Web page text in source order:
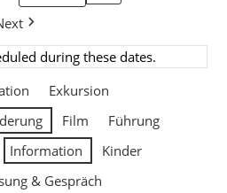
during these dates.
Exkursion
Film
Führung
Information
Kinder
& Gespräch